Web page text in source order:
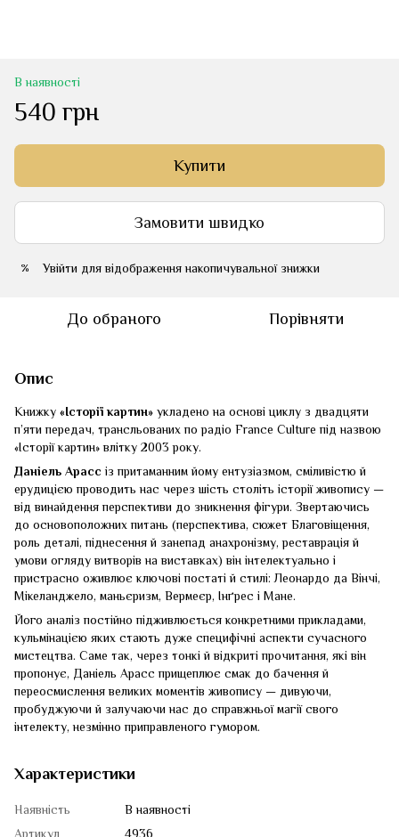
В наявності
540 грн
Купити
Замовити швидко
% Увійти для відображення накопичувальної знижки
До обраного Порівняти
Опис
Книжку «Історії картин» укладено на основі циклу з двадцяти
п’яти передач, трансльованих по радіо France Culture під назвою
«Історії картин» влітку 2003 року.
Даніель Арасс із притаманним йому ентузіазмом, сміливістю й
ерудицією проводить нас через шість століть історії живопису —
від винайдення перспективи до зникнення фігури. Звертаючись
до основоположних питань (перспектива, сюжет Благовіщення,
роль деталі, піднесення й занепад анахронізму, реставрація й
умови огляду витворів на виставках) він інтелектуально і
пристрасно оживлює ключові постаті й стилі: Леонардо да Вінчі,
Мікеланджело, маньєризм, Вермеєр, Інґрес і Мане.
Його аналіз постійно підживлюється конкретними прикладами,
кульмінацією яких стають дуже специфічні аспекти сучасного
мистецтва. Саме так, через тонкі й відкриті прочитання, які він
пропонує, Даніель Арасс прищеплює смак до бачення й
переосмислення великих моментів живопису — дивуючи,
пробуджуючи й залучаючи нас до справжньої магії свого
інтелекту, незмінно приправленого гумором.
Характеристики
Наявність
В наявності
Артикул
4936